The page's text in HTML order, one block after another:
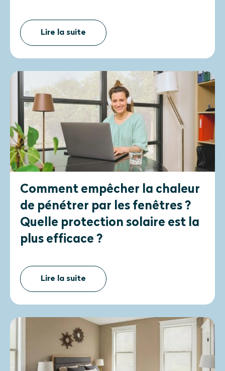
Lire la suite
Comment empêcher la chaleur
de pénétrer par les fenêtres ?
Quelle protection solaire est la
plus efficace ?
Lire la suite